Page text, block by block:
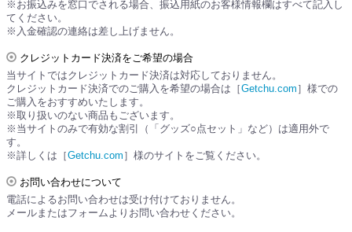
※お振込みを窓口でされる場合、振込用紙のお客様情報欄はすべて記入し
てください。
※入金確認の連絡は差し上げません。
クレジットカード決済をご希望の場合
当サイトではクレジットカード決済は対応しておりません。
クレジットカード決済でのご購入を希望の場合は［Getchu.com ］様での
ご購入をおすすめいたします。
※取り扱いのない商品もございます。
※当サイトのみで有効な割引（「グッズ○点セット」など）は適用外で
す。
※詳しくは［Getchu.com ］様のサイトをご覧ください。
お問い合わせについて
電話によるお問い合わせは受け付けておりません。
メールまたはフォームよりお問い合わせください。